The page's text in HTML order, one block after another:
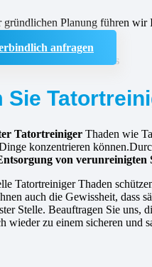
gründlichen Planung führen wir
anfragen
Sie
Tatortreiniger Thaden wie
konzentrieren
von verunreinigten
Tatortreiniger Thaden
auch die Gewissheit, dass
Stelle. Beauftragen Sie
wieder zu einem sicheren und